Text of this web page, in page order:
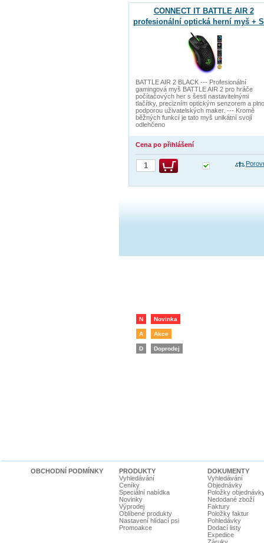
CONNECT IT BATTLE AIR 2
profesionální optická herní myš +
12800 DPI, Černá
BATTLE AIR 2 BLACK --- Profesionální
gamingová myš BATTLE AIR 2 pro hráče
počítačových her s šesti nastavitelnými
tlačítky, precizním optickým senzorem a
podporou uživatelských maker. --- Kromě
běžných funkcí je tato myš unikátní svojí
odlehčeno
Cena po přihlášení
N Novinka
A Akce
D Doprodej
OBCHODNÍ PODMÍNKY
PRODUKTY
Vyhledávání
Ceníky
Speciální nabídka
Novinky
Výprodej
Oblíbené produkty
Nastavení hlídací psi
Promoakce
DOKUMENTY
Vyhledávání
Objednávky
Položky
Nedodané zboží
Faktury
Položky faktur
Pohledávky
Dodací listy
Expedice